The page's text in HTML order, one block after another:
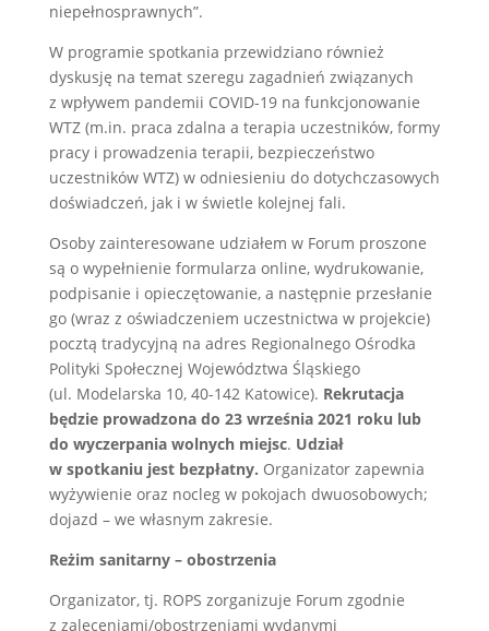
niepełnosprawnych”.
W programie spotkania przewidziano również
dyskusję na temat szeregu zagadnień związanych
z wpływem pandemii COVID-19 na funkcjonowanie
WTZ (m.in. praca zdalna a terapia uczestników, formy
pracy i prowadzenia terapii, bezpieczeństwo
uczestników WTZ) w odniesieniu do dotychczasowych
doświadczeń, jak i w świetle kolejnej fali.
Osoby zainteresowane udziałem w Forum proszone
są o wypełnienie formularza online, wydrukowanie,
podpisanie i opieczętowanie, a następnie przesłanie
go (wraz z oświadczeniem uczestnictwa w projekcie)
pocztą tradycyjną na adres Regionalnego Ośrodka
Polityki Społecznej Województwa Śląskiego
(ul. Modelarska 10, 40-142 Katowice). Rekrutacja
będzie prowadzona do 23 września 2021 roku lub
do wyczerpania wolnych miejsc. Udział
w spotkaniu jest bezpłatny. Organizator zapewnia
wyżywienie oraz nocleg w pokojach dwuosobowych;
dojazd – we własnym zakresie.
Reżim sanitarny – obostrzenia
Organizator, tj. ROPS zorganizuje Forum zgodnie
z zaleceniami/obostrzeniami wydanymi